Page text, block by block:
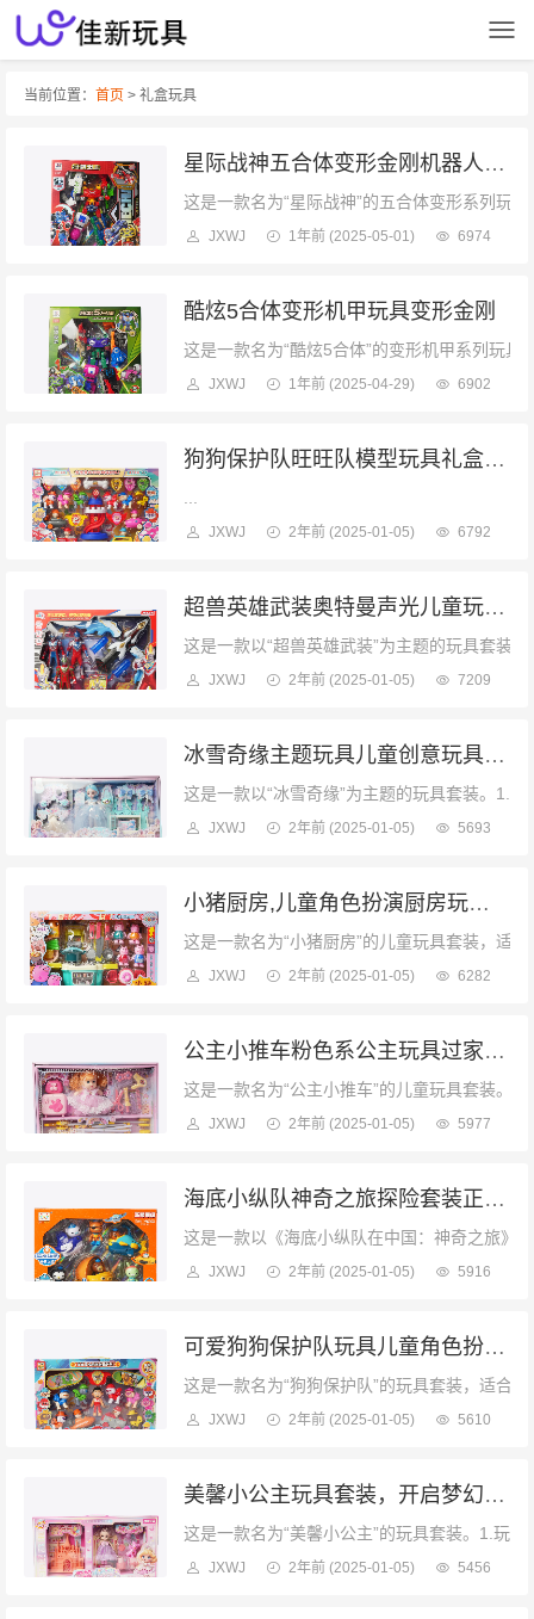
当前位置： 首页 > 礼盒玩具
星际战神五合体变形金刚机器人玩具
这是一款名为“星际战神”的五合体变形系列玩
JXWJ 1年前 (2025-05-01) 6974
酷炫5合体变形机甲玩具变形金刚
这是一款名为“酷炫5合体”的变形机甲系列玩
JXWJ 1年前 (2025-04-29) 6902
狗狗保护队旺旺队模型玩具礼盒套装救援队玩具
JXWJ 2年前 (2025-01-05) 6792
超兽英雄武装奥特曼声光儿童玩具角色扮演
这是一款以“超兽英雄武装”为主题的玩具套装
JXWJ 2年前 (2025-01-05) 7209
冰雪奇缘主题玩具儿童创意玩具玩偶女孩玩具
这是一款以“冰雪奇缘”为主题的玩具套装。1.
JXWJ 2年前 (2025-01-05) 5693
小猪厨房,儿童角色扮演厨房玩具 小猪佩奇
这是一款名为“小猪厨房”的儿童玩具套装，适
JXWJ 2年前 (2025-01-05) 6282
公主小推车粉色系公主玩具过家家礼盒儿童玩具
这是一款名为“公主小推车”的儿童玩具套装。
JXWJ 2年前 (2025-01-05) 5977
海底小纵队神奇之旅探险套装正版授权海底小纵队玩具
这是一款以《海底小纵队在中国：神奇之旅》
JXWJ 2年前 (2025-01-05) 5916
可爱狗狗保护队玩具儿童角色扮演玩具旺旺队
这是一款名为“狗狗保护队”的玩具套装，适合
JXWJ 2年前 (2025-01-05) 5610
美馨小公主玩具套装，开启梦幻公主世界角色扮演
这是一款名为“美馨小公主”的玩具套装。1.玩
JXWJ 2年前 (2025-01-05) 5456